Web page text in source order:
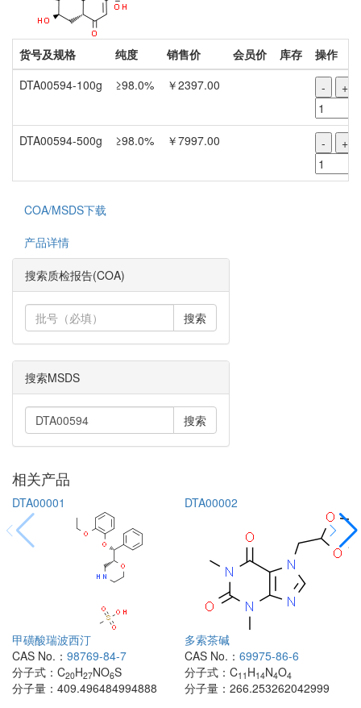
货号及规格 纯度 销售价 会员价 库存
操作
DTA00594-100g
≥98.0% ￥2397.00 - +
DTA00594-500g ≥98.0% ￥7997.00 - +
COA/MSDS下载
产品详情
搜索质检报告(COA)
搜索
搜索MSDS
搜索
相关产品
DTA00001
甲磺酸瑞波西汀
CAS No.： 98769-84-7
分子式： C20H27NO6S
分子量： 409.496484994888
DTA00002
多索茶碱
CAS No.： 69975-86-6
分子式： C11 H14N4O4
分子量： 266.253262042999